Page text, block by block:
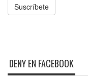
Suscríbete
DENY EN FACEBOOK